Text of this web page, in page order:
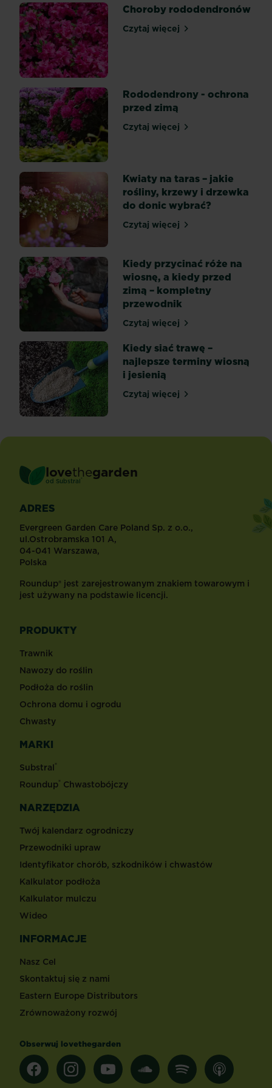
to
jedne
z
najważniejszych
dat.
Wbrew
obiegowej
opinii
rododendrony,
azalie
i
różaneczniki
nie
roślinami
trudnymi
w...
Choroby rododendronów
Czytaj więcejChoroby rododendronów
Rododendrony - ochrona
przed zimą
Czytaj więcejRododendrony - ochrona
Kwiaty na taras – jakie
rośliny, krzewy i drzewka
do donic wybrać?
Czytaj więcejKwiaty na taras – jakie
Kiedy przycinać róże na
wiosnę, a kiedy przed
zimą – kompletny
przewodnik
Czytaj więcejKiedy przycinać róże na
Kiedy siać trawę –
najlepsze terminy wiosną
i jesienią
Czytaj więcejKiedy siać trawę –
lovethegarden
od Substral ®
ADRES
Evergreen Garden Care Poland Sp. z o.o.,
ul.Ostrobramska 101 A,
04-041 Warszawa,
Polska
Roundup® jest zarejestrowanym znakiem towarowym i
jest używany na podstawie licencji.
PRODUKTY
Trawnik
Nawozy do roślin
Podłoża do roślin
Ochrona domu i ogrodu
Chwasty
MARKI
Substral®
Roundup® Chwastobójczy
NARZĘDZIA
Twój kalendarz ogrodniczy
Przewodniki upraw
Identyfikator chorób, szkodników i chwastów
Kalkulator podłoża
Kalkulator mulczu
Wideo
INFORMACJE
Nasz Cel
Skontaktuj się z nami
Eastern Europe Distributors
Zrównoważony rozwój
Obserwuj lovethegarden